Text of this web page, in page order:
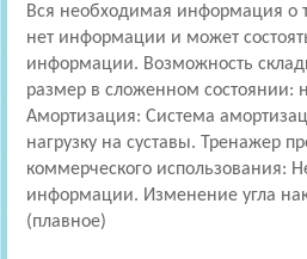
Вся необходимая информация о
нет информации и может
информации. Возможность
размер в сложенном состоянии:
Амортизация: Cистема
нагрузку на суставы. Тренажер
коммерческого использования:
информации. Изменение угла
(плавное)